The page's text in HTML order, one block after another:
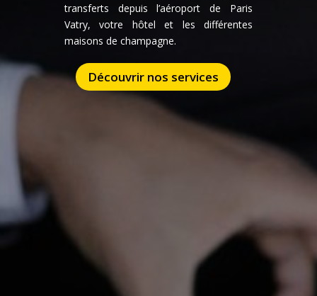
transferts depuis l’aéroport de Paris
Vatry, votre hôtel et les différentes
maisons de champagne.
Découvrir nos services